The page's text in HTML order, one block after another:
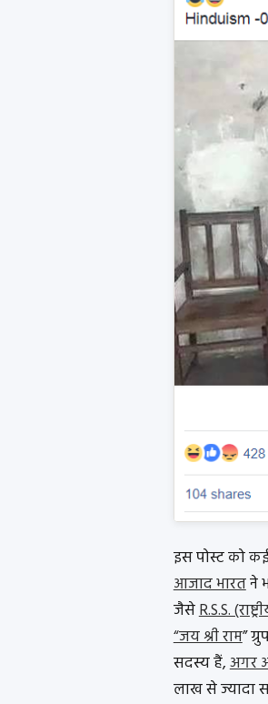
इस पोस्ट को
आजाद भारतने
जैसेR.S.S.
“जय श्री राम”
सदस्य हैं,अगर
लाख से ज्यादा